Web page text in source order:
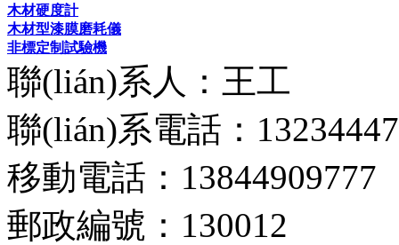
木材硬度計
木材型漆膜磨耗儀
非標定制試驗機
聯(lián)系人：王工
聯(lián)系電話：
移動電話：13844909777
郵政編號：130012